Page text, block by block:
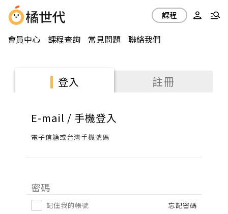
會員中心 課程查詢 常見問題 聯絡我們
課程
登入 註冊
E-mail / 手機登入
電子信箱或台灣手機號碼
密碼
記住我的帳號
忘記密碼